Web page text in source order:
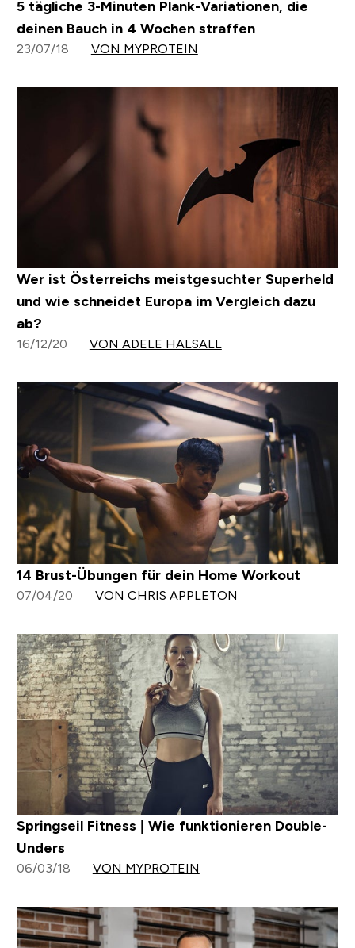
5 tägliche 3-Minuten Plank-Variationen, die
deinen Bauch in 4 Wochen straffen
23/07/18 VON MYPROTEIN
Wer ist Österreichs meistgesuchter Superheld
und wie schneidet Europa im Vergleich dazu
ab?
16/12/20 VON ADELE HALSALL
14 Brust-Übungen für dein Home Workout
07/04/20 VON CHRIS APPLETON
Springseil Fitness | Wie funktionieren Double-
Unders
06/03/18 VON MYPROTEIN